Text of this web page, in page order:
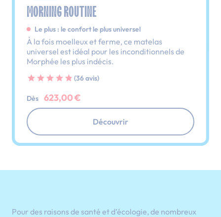
MORNING ROUTINE
Le plus : le confort le plus universel
À la fois moelleux et ferme, ce matelas
universel est idéal pour les inconditionnels de
Morphée les plus indécis.
(36 avis)
Dès 623,00 €
Découvrir
Pour des raisons de santé et d’écologie, de nombreux